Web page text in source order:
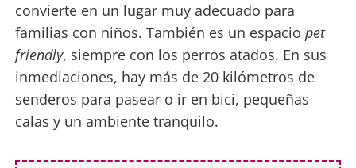
convierte en un lugar muy adecuado para
familias con niños. También es un espacio pet
friendly, siempre con los perros atados. En sus
inmediaciones, hay más de 20 kilómetros de
senderos para pasear o ir en bici, pequeñas
calas y un ambiente tranquilo.